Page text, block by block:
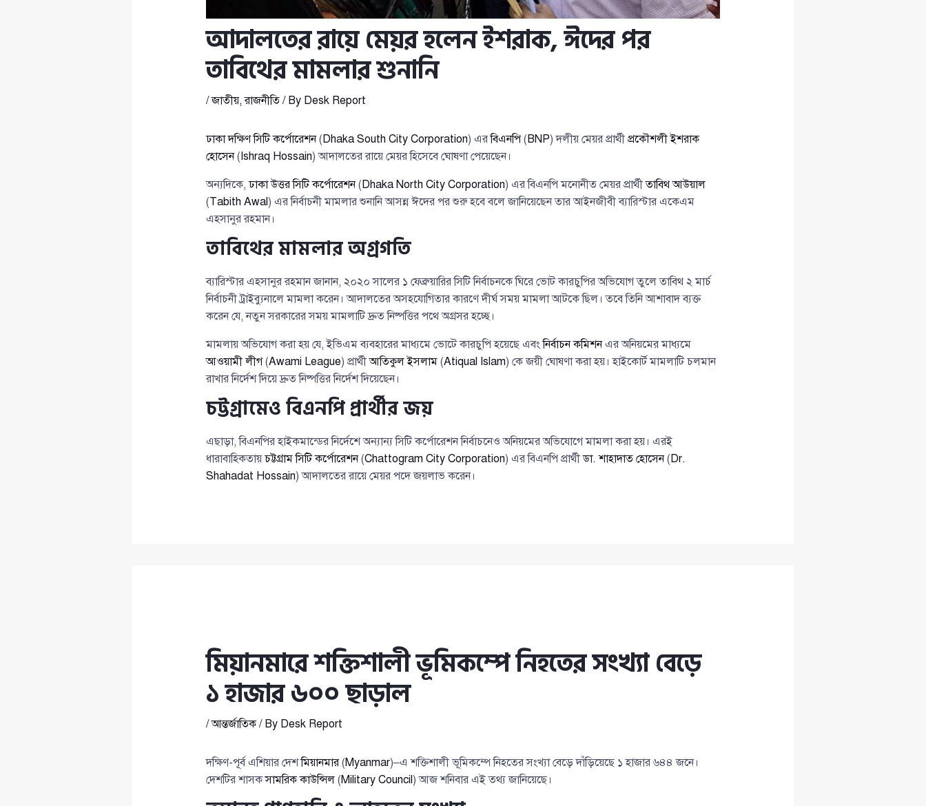
আদালতের রায়ে মেয়র হলেন ইশরাক, ঈদের পর
তাবিথের মামলার শুনানি
/জাতীয়,রাজনীতি/ By Desk Report
ঢাকা দক্ষিণ সিটি কর্পোরেশন(Dhaka South City Corporation) এরবিএনপি(BNP) দলীয় মেয়র প্রার্থী প্রকৌশলী ইশরাক
হোসেন(Ishraq Hossain) আদালতের রায়ে মেয়র হিসেবে ঘোষণা পেয়েছেন।
অন্যদিকে,ঢাকা উত্তর সিটি কর্পোরেশন(Dhaka North City Corporation) এর বিএনপি মনোনীত মেয়র প্রার্থীতাবিথ আউয়াল
(Tabith Awal) এর নির্বাচনী মামলার শুনানি আসন্ন ঈদের পর শুরু হবে বলে জানিয়েছেন তার আইনজীবী ব্যারিস্টার একেএম
এহসানুর রহমান।
তাবিথের মামলার অগ্রগতি
ব্যারিস্টার এহসানুর রহমান জানান, ২০২০ সালের ১ ফেব্রুয়ারির সিটি নির্বাচনকে ঘিরে ভোট কারচুপির অভিযোগ তুলে তাবিথ ২ মার্চ
নির্বাচনী ট্রাইব্যুনালে মামলা করেন। আদালতের অসহযোগিতার কারণে দীর্ঘ সময় মামলা আটকে ছিল। তবে তিনি আশাবাদ ব্যক্ত
করেন যে, নতুন সরকারের সময় মামলাটি দ্রুত নিষ্পত্তির পথে অগ্রসর হচ্ছে।
মামলায় অভিযোগ করা হয় যে, ইভিএম ব্যবহারের মাধ্যমে ভোটে কারচুপি হয়েছে এবংনির্বাচন কমিশনএর অনিয়মের মাধ্যমে
আওয়ামী লীগ(Awami League) প্রার্থীআতিকুল ইসলাম(Atiqual Islam) কে জয়ী ঘোষণা করা হয়। হাইকোর্ট মামলাটি চলমান
রাখার নির্দেশ দিয়ে দ্রুত নিষ্পত্তির নির্দেশ দিয়েছেন।
চট্টগ্রামেও বিএনপি প্রার্থীর জয়
এছাড়া, বিএনপির হাইকমান্ডের নির্দেশে অন্যান্য সিটি কর্পোরেশন নির্বাচনেও অনিয়মের অভিযোগে মামলা করা হয়। এরই
ধারাবাহিকতায়চট্টগ্রাম সিটি কর্পোরেশন(Chattogram City Corporation) এর বিএনপি প্রার্থীডা. শাহাদাত হোসেন(Dr.
Shahadat Hossain) আদালতের রায়ে মেয়র পদে জয়লাভ করেন।
মিয়ানমারে শক্তিশালী ভূমিকম্পে নিহতের সংখ্যা বেড়ে
১ হাজার ৬০০ ছাড়াল
/আন্তর্জাতিক/ By Desk Report
দক্ষিণ-পূর্ব এশিয়ার দেশমিয়ানমার(Myanmar)–এ শক্তিশালী ভূমিকম্পে নিহতের সংখ্যা বেড়ে দাঁড়িয়েছে ১ হাজার ৬৪৪ জনে।
দেশটির শাসকসামরিক কাউন্সিল(Military Council) আজ শনিবার এই তথ্য জানিয়েছে।